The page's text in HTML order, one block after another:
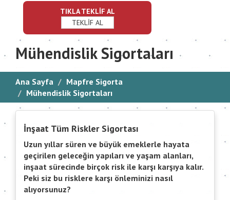
TIKLA TEKLİF AL
TEKLİF AL
Mühendislik Sigortaları
Ana Sayfa
Mapfre Sigorta
Mühendislik Sigortaları
İnşaat Tüm Riskler Sigortası
Uzun yıllar süren ve büyük emeklerle hayata
geçirilen geleceğin yapıları ve yaşam alanları,
inşaat sürecinde birçok risk ile karşı karşıya kalır.
Peki siz bu risklere karşı önleminizi nasıl
alıyorsunuz?